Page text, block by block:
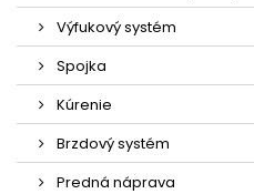
Výfukový systém
Spojka
Kúrenie
Brzdový systém
Predná náprava